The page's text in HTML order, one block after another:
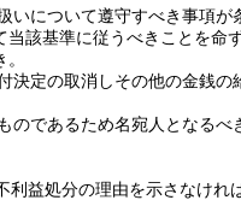
について遵守すべき事項
該基準に従うべきことを命
定の取消しその他の金銭
であるため名宛人となる
益処分の理由を示さなけれ